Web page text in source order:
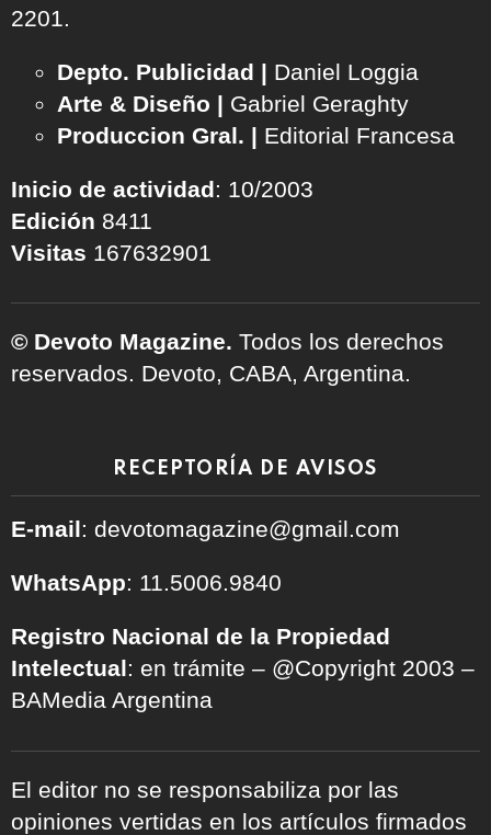
2201.
Depto. Publicidad | Daniel Loggia
Arte & Diseño | Gabriel Geraghty
Produccion Gral. | Editorial Francesa
Inicio de actividad: 10/2003
Edición 8411
Visitas 167632901
© Devoto Magazine. Todos los derechos
reservados. Devoto, CABA, Argentina.
RECEPTORÍA DE AVISOS
E-mail: devotomagazine@gmail.com
WhatsApp: 11.5006.9840
Registro Nacional de la Propiedad
Intelectual: en trámite – @Copyright 2003 –
BAMedia Argentina
El editor no se responsabiliza por las
opiniones vertidas en los artículos firmados